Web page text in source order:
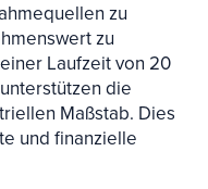
zu
zu
Laufzeit von 20
die
Maßstab. Dies
und finanzielle